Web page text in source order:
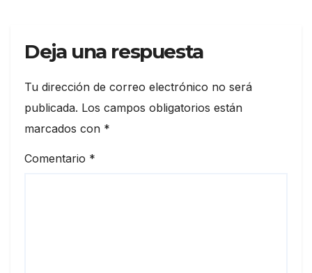
Deja una respuesta
Tu dirección de correo electrónico no será
publicada. Los campos obligatorios están
marcados con *
Comentario *